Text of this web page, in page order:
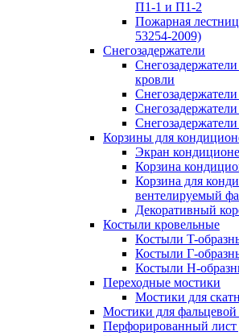
П1-1 и П1-2
Пожарная
53254-2009)
Снегозадержатели
кровли
Корзины для
Экран
Корзина
Корзина для
вентелируемый
Декоративный
Костыли кровельные
Костыли T-
Костыли Г-
Костыли Н-
Переходные мостики
Мостики для
Мостики для фальцевой
Перфорированный